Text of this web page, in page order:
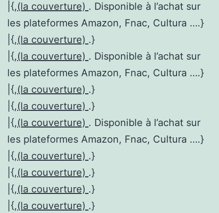
|{,(la couverture) . Disponible à l’achat sur
les plateformes Amazon, Fnac, Cultura ….}
|{,(la couverture) .}
|{,(la couverture) . Disponible à l’achat sur
les plateformes Amazon, Fnac, Cultura ….}
|{,(la couverture) .}
|{,(la couverture) .}
|{,(la couverture) . Disponible à l’achat sur
les plateformes Amazon, Fnac, Cultura ….}
|{,(la couverture) .}
|{,(la couverture) .}
|{,(la couverture) .}
|{,(la couverture) .}